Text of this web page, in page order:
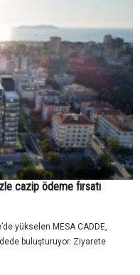
cazip ödeme fırsatı
yükselen MESA CADDE,
buluşturuyor. Ziyarete